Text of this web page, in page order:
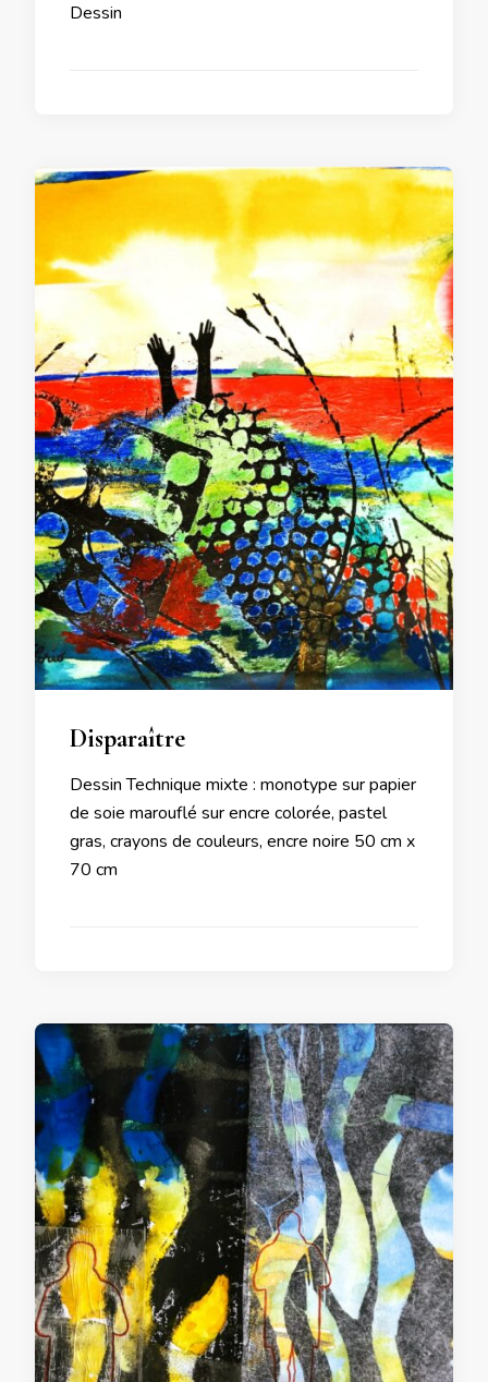
Dessin
Disparaître
Dessin Technique mixte : monotype sur papier
de soie marouflé sur encre colorée, pastel
gras, crayons de couleurs, encre noire 50 cm x
70 cm